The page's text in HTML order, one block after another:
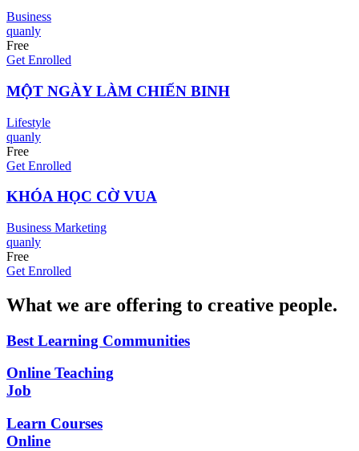
Business
quanly
Free
Get Enrolled
MỘT NGÀY LÀM CHIẾN BINH
Lifestyle
quanly
Free
Get Enrolled
KHÓA HỌC CỜ VUA
Business Marketing
quanly
Free
Get Enrolled
What we are offering to creative people.
Best Learning Communities
Online Teaching
Job
Learn Courses
Online